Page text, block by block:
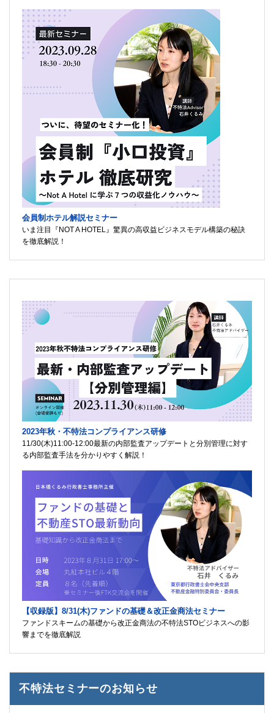
会員制ホテル解説セミナー
いま注目『NOT A HOTEL』驚異の高収益ビジネスモデル構築の秘訣
を徹底解説！
2023年秋・不特法コンプライアンス研修
11/30(木)11:00-12:00最新の内部監査アップデートと分別管理に対す
る内部監査手法を分かりやすく解説！
【収録版】8/31(木)ファンドの基礎＆改正金商法セミナー
ファンドスキームの基礎から改正金商法の不特法STOビジネスへの影
響までを徹底解説
不特法セミナーのお知らせ